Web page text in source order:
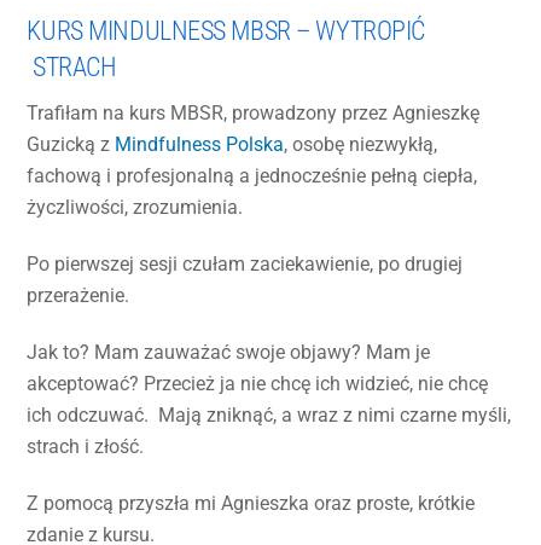
KURS MINDULNESS MBSR – WYTROPIĆ
STRACH
Trafiłam na kurs MBSR, prowadzony przez Agnieszkę
Guzicką z Mindfulness Polska, osobę niezwykłą,
fachową i profesjonalną a jednocześnie pełną ciepła,
życzliwości, zrozumienia.
Po pierwszej sesji czułam zaciekawienie, po drugiej
przerażenie.
Jak to? Mam zauważać swoje objawy? Mam je
akceptować? Przecież ja nie chcę ich widzieć, nie chcę
ich odczuwać. Mają zniknąć, a wraz z nimi czarne myśli,
strach i złość.
Z pomocą przyszła mi Agnieszka oraz proste, krótkie
zdanie z kursu.